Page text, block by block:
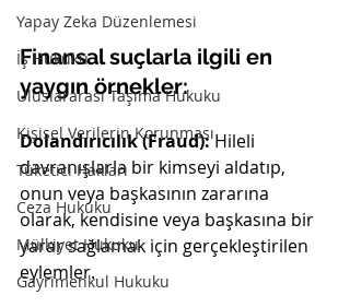
Yapay Zeka Düzenlemesi
İş Hukuku
Uluslararası Taşıma Hukuku
Kişisel Verilerin Korunması
Tüketici Hakları
Ceza Hukuku
Mülkiyet Hukuku
Gayrimenkul Hukuku
Finansal suçlarla ilgili en
yaygın örnekler:
Dolandırıcılık (Fraud): Hileli
davranışlarla bir kimseyi aldatıp,
onun veya başkasının zararına
olarak, kendisine veya başkasına bir
yarar sağlamak için gerçekleştirilen
eylemler.